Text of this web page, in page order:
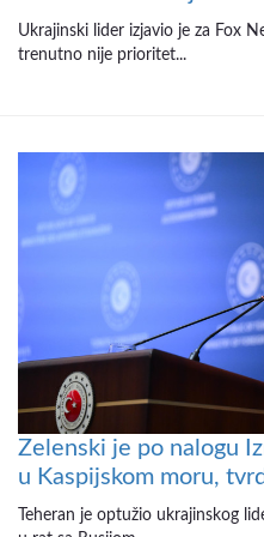
Ukrajinski lider izjavio je za Fox
trenutno nije prioritet...
Zelenski je po nalogu
u Kaspijskom moru,
Teheran je optužio ukrajinskog